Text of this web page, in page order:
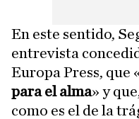
En este sentido,
entrevista
Europa Press, que
para el alma» y
como es el de la